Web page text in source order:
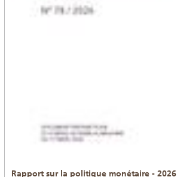
Rapport sur la politique monétaire - 2026